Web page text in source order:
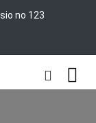
no 123